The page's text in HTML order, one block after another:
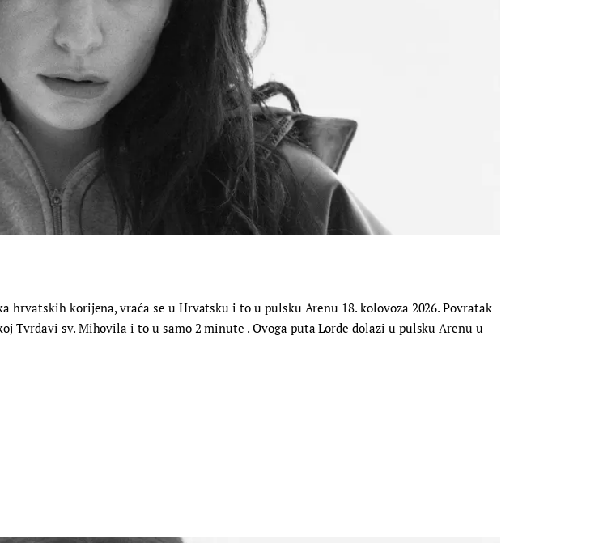
hrvatskih korijena, vraća se u Hrvatsku i to u pulsku Arenu 18. kolovoza 2026. Povratak
Tvrđavi sv. Mihovila i to u samo 2 minute . Ovoga puta Lorde dolazi u pulsku Arenu u